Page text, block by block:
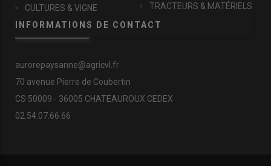
CULTURES & VIGNE
TRACTEURS & MATÉRIELS
INFORMATIONS DE CONTACT
aurorepaysanne@agricvl.fr
70 avenue Pierre de Coubertin
CS 50009 - 36005 CHATEAUROUX CEDEX
02.54.07.66.66